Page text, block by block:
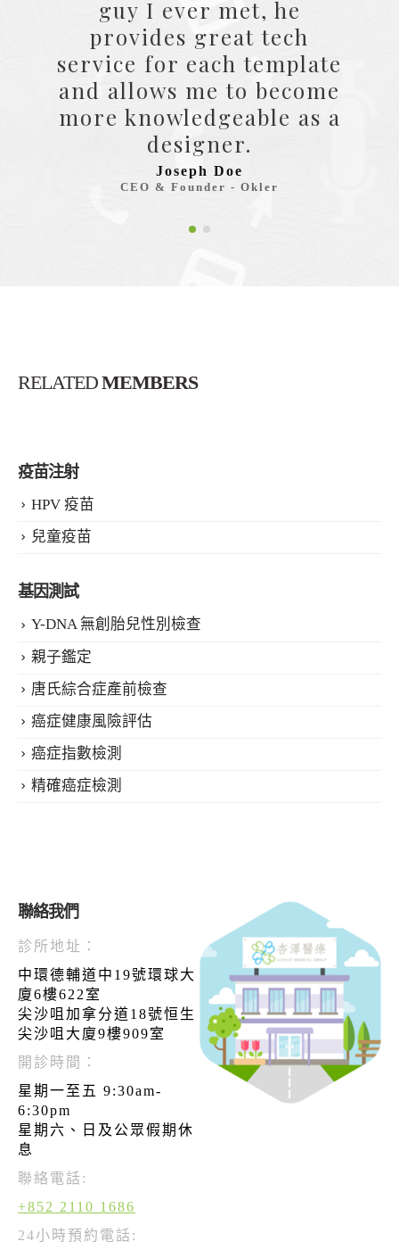
guy I ever met, he
provides great tech
service for each template
and allows me to become
more knowledgeable as a
designer.
Joseph Doe
CEO & Founder - Okler
RELATEDMEMBERS
疫苗注射
HPV 疫苗
兒童疫苗
基因測試
Y-DNA 無創胎兒性別檢查
親子鑑定
唐氏綜合症產前檢查
癌症健康風險評估
癌症指數檢測
精確癌症檢測
聯絡我們
診所地址：
中環德輔道中19號環球大
廈6樓622室
尖沙咀加拿分道18號恒生
尖沙咀大廈9樓909室
開診時間：
星期一至五 9:30am-
6:30pm
星期六、日及公眾假期休
息
聯絡電話:
+852 2110 1686
24小時預約電話: